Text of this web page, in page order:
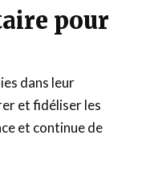
pour
dans leur
et fidéliser les
et continue de